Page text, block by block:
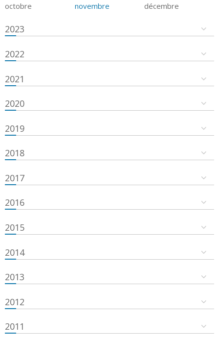
octobre
novembre décembre
2023
2022
2021
2020
2019
2018
2017
2016
2015
2014
2013
2012
2011